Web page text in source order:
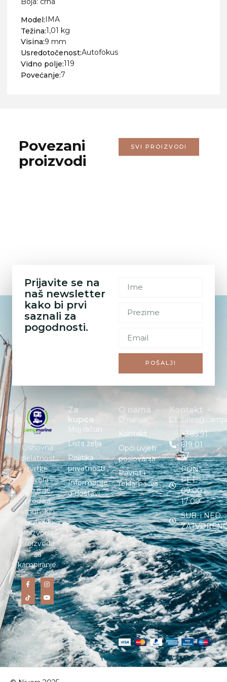
Model:IMA
Težina:1,01 kg
Visina:9 mm
Usredotočenost:Autofokus
Vidno polje:119
Povećanje:7
Povezani
proizvodi
SVI PROIZVODI
Prijavite se na
naš newsletter
kako bi prvi
saznali za
pogodnosti.
POŠALJI
Osnovna
djelatnost
tvrtke
Nivera
d.o.o. je
prodaja
vrhunskih
nautičkih
proizvoda i
proizvoda
za
kampiranje.
Za
kupce
Moj račun
Lista želja
Politika
privatnosti
Informacije
o dostavi
O nama
O nama
Kontakt
Opći uvjeti
poslovanja
Povrat i
reklamacija
Kontakt
+385 91
619 01
27
PON. –
PET. :
09:00 –
17:00
SUB. i NED. :